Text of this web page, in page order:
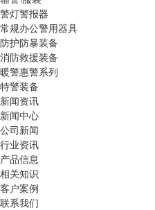
警灯警报器
常规办公警用器具
防护防暴装备
消防救援装备
暖警惠警系列
特警装备
新闻资讯
新闻中心
公司新闻
行业资讯
产品信息
相关知识
客户案例
联系我们